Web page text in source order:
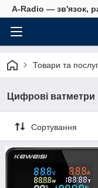
A-Radio — зв'язок,
Товари та
Цифрові ватметри
Сортування